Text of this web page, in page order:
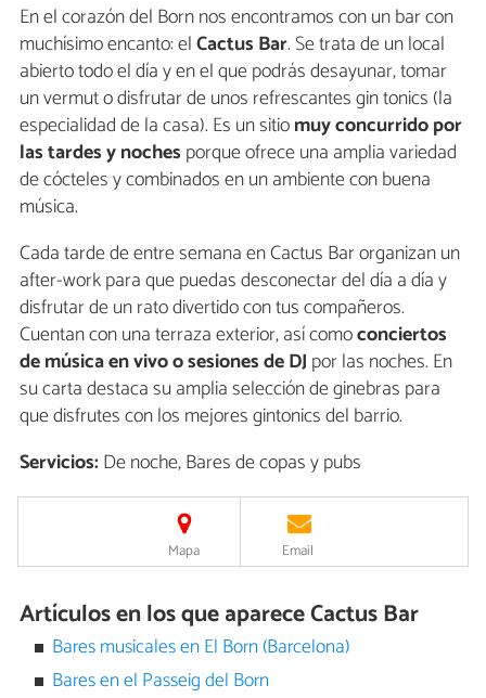
En el corazón del Born nos encontramos con un bar con
muchísimo encanto: elCactus Bar. Se trata de un local
abierto todo el día y en el que podrás desayunar, tomar
un vermut o disfrutar de unos refrescantes gin tonics (la
especialidad de la casa). Es un sitiomuy concurrido por
las tardes y noches porque ofrece una amplia variedad
de cócteles y combinados en un ambiente con buena
música.
Cada tarde de entre semana en Cactus Bar organizan un
after-work para que puedas desconectar del día a día y
disfrutar de un rato divertido con tus compañeros.
Cuentan con una terraza exterior, así comoconciertos
de música en vivo o sesiones de DJ por las noches. En
su carta destaca su amplia selección de ginebras para
que disfrutes con los mejores gintonics del barrio.
Servicios:De noche, Bares de copas y pubs
Mapa Email
Artículos en los que aparece Cactus Bar
Bares musicales en El Born (Barcelona)
Bares en el Passeig del Born